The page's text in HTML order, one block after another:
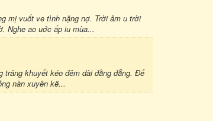
mị vuốt ve tình nặng nợ. Trời âm u trời
Nghe ao uớc ấp iu mùa...
khuyết kéo đêm dài đằng đẵng. Để
nàn xuyên kẽ...